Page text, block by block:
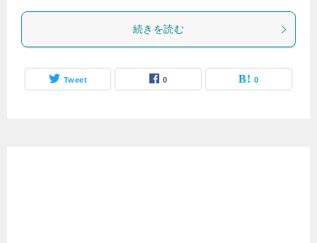
続きを読む
Tweet 0 0